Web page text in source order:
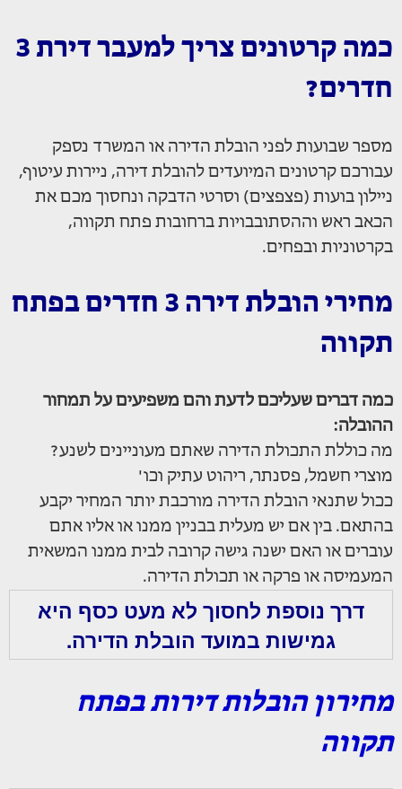
כמה קרטונים צריך למעבר דירת 3
חדרים?
מספר שבועות לפני הובלת הדירה או המשרד נספק
עבורכם קרטונים המיועדים להובלת דירה, ניירות עיטוף,
ניילון בועות (פצפצים) וסרטי הדבקה ונחסוך מכם את
הכאב ראש וההסתובבויות ברחובות פתח תקווה,
בקרטוניות ובפחים.
מחירי הובלת דירה 3 חדרים בפתח
תקווה
כמה דברים שעליכם לדעת והם משפיעים על תמחור
ההובלה:
מה כוללת התכולת הדירה שאתם מעוניינים לשנע?
מוצרי חשמל, פסנתר, ריהוט עתיק וכו'
ככול שתנאי הובלת הדירה מורכבת יותר המחיר יקבע
בהתאם. בין אם יש מעלית בבניין ממנו או אליו אתם
עוברים או האם ישנה גישה קרובה לבית ממנו המשאית
המעמיסה או פרקה או תכולת הדירה.
דרך נוספת לחסוך לא מעט כסף היא
גמישות במועד הובלת הדירה.
מחירון הובלות דירות בפתח
תקווה